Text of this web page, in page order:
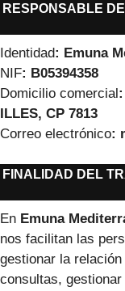
RESPONSABLE
Identidad: Emuna
NIF: B05394358
Domicilio comercial
ILLES, CP 7813
Correo electrónico:
FINALIDAD DEL
En Emuna
nos facilitan las
gestionar la
consultas,